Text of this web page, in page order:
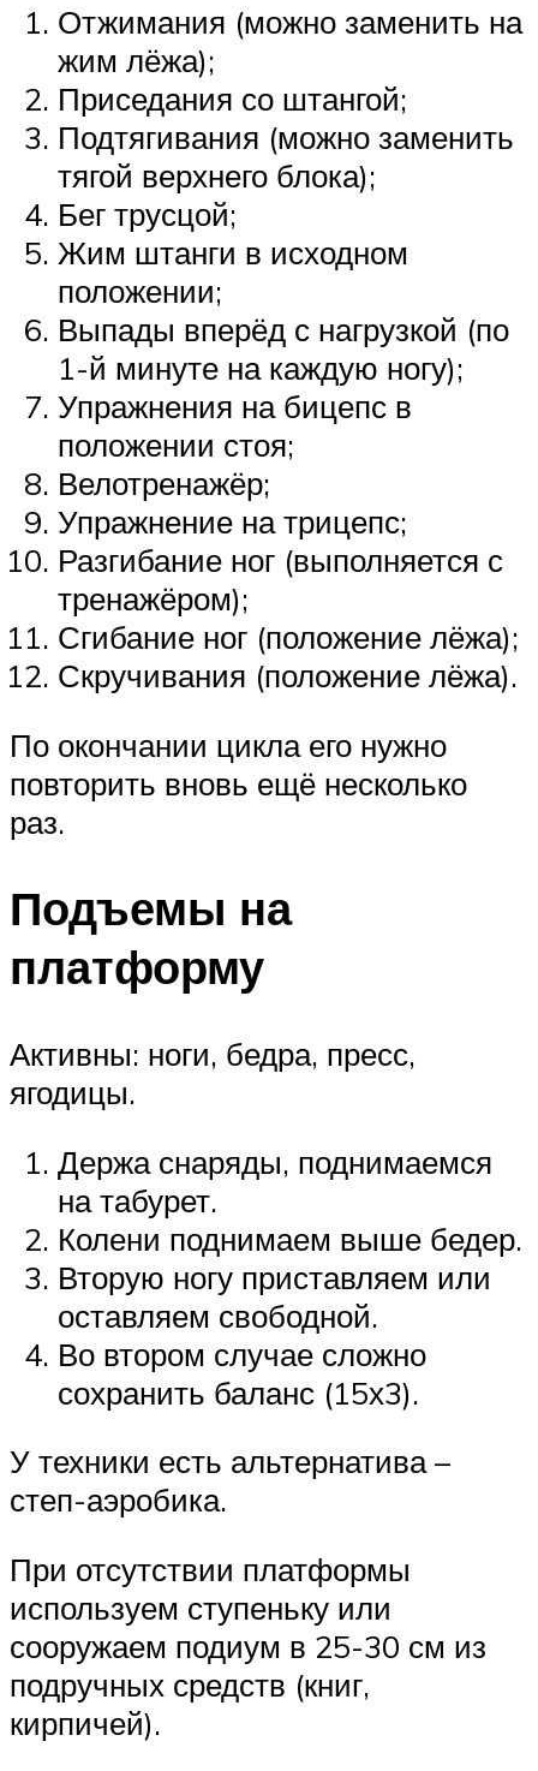
Отжимания (можно заменить на
жим лёжа);
Приседания со штангой;
Подтягивания (можно заменить
тягой верхнего блока);
Бег трусцой;
Жим штанги в исходном
положении;
Выпады вперёд с нагрузкой (по
1-й минуте на каждую ногу);
Упражнения на бицепс в
положении стоя;
Велотренажёр;
Упражнение на трицепс;
Разгибание ног (выполняется с
тренажёром);
Сгибание ног (положение лёжа);
Скручивания (положение лёжа).
По окончании цикла его нужно
повторить вновь ещё несколько
раз.
Подъемы на
платформу
Активны: ноги, бедра, пресс,
ягодицы.
Держа снаряды, поднимаемся
на табурет.
Колени поднимаем выше бедер.
Вторую ногу приставляем или
оставляем свободной.
Во втором случае сложно
сохранить баланс (15х3).
У техники есть альтернатива –
степ-аэробика.
При отсутствии платформы
используем ступеньку или
сооружаем подиум в 25-30 см из
подручных средств (книг,
кирпичей).